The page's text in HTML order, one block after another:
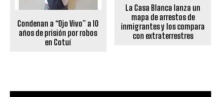
Condenan a “Ojo Vivo” a 10
años de prisión por robos
en Cotuí
La Casa Blanca lanza un
mapa de arrestos de
inmigrantes y los compara
con extraterrestres